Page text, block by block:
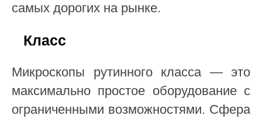
самых дорогих на рынке.
Класс
Микроскопы рутинного класса — это
максимально простое оборудование с
ограниченными возможностями. Сфера